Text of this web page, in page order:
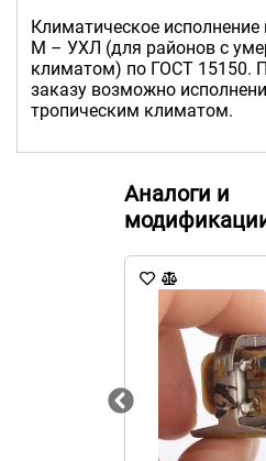
Климатическое
М – УХЛ (для районов с
климатом) по ГОСТ 15150.
заказу возможно
тропическим климатом.
Аналоги и